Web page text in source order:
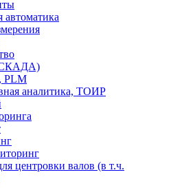
автоматика
PLM
аналитика, ТОИР
центровки валов (в т.ч.